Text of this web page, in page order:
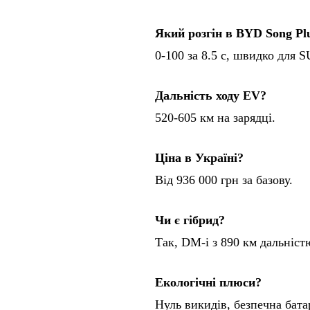
Який розгін в BYD Song
0-100 за 8.5 с, швидко для
Дальність ходу EV?
520-605 км на зарядці.
Ціна в Україні?
Від 936 000 грн за базову.
Чи є гібрид?
Так, DM-i з 890 км
Екологічні плюси?
Нуль викидів, безпечна